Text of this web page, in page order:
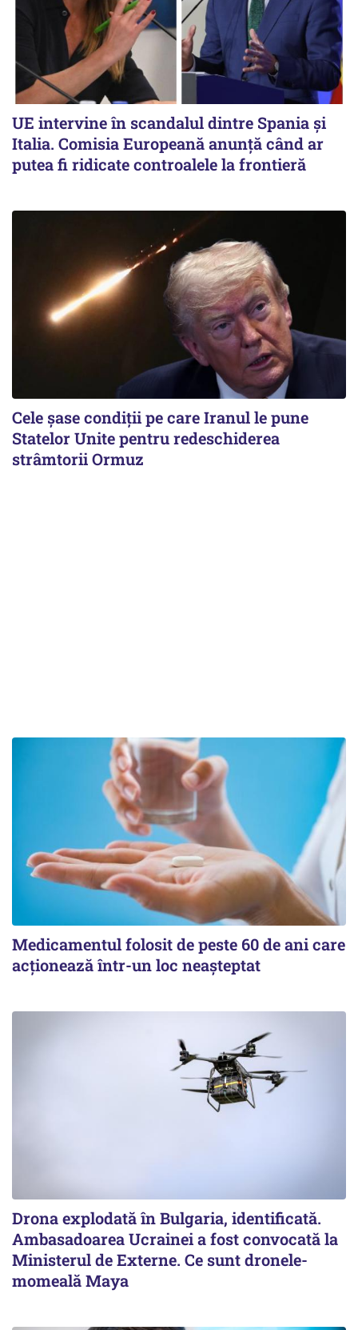
UE intervine în scandalul dintre Spania și
Italia. Comisia Europeană anunță când ar
putea fi ridicate controalele la frontieră
Cele șase condiții pe care Iranul le pune
Statelor Unite pentru redeschiderea
strâmtorii Ormuz
Medicamentul folosit de peste 60 de ani care
acționează într-un loc neașteptat
Drona explodată în Bulgaria, identificată.
Ambasadoarea Ucrainei a fost convocată la
Ministerul de Externe. Ce sunt dronele-
momeală Maya